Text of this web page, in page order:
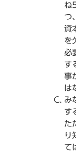
ね
つ
資
を
必
す
事
は
み
す
た
り
て